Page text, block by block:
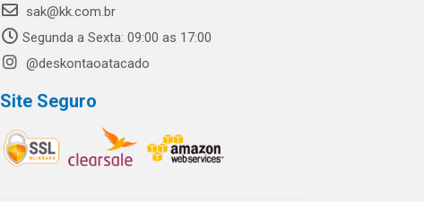
sak@kk.com.br
Segunda a Sexta: 09:00 as 17:00
@deskontaoatacado
Site Seguro